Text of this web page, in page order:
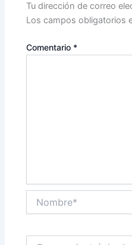
Tu dirección de correo
Los campos obligatorios
Comentario *